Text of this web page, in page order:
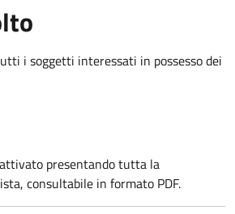
i soggetti interessati in possesso dei
presentando tutta la
consultabile in formato PDF.